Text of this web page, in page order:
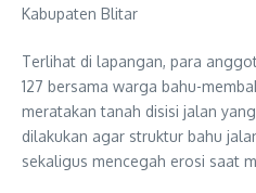
Kabupaten Blitar
Terlihat di lapangan, para
127 bersama warga bahu-
meratakan tanah disisi jalan
dilakukan agar struktur bahu
sekaligus mencegah erosi saat